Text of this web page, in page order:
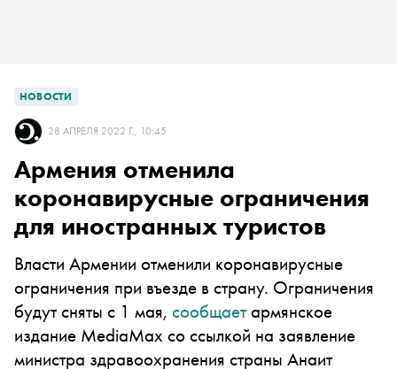
НОВОСТИ
28 АПРЕЛЯ 2022 Г., 10:45
Армения отменила
коронавирусные ограничения
для иностранных туристов
Власти Армении отменили коронавирусные
ограничения при въезде в страну. Ограничения
будут сняты с 1 мая, сообщаетармянское
издание MediaMax со ссылкой на заявление
министра здравоохранения страны Анаит